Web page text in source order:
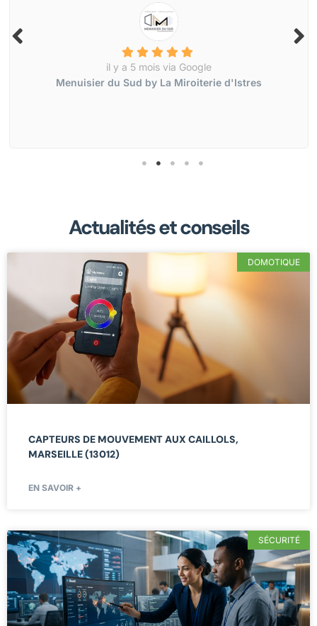
il y a 5 mois via Google
Menuisier du Sud by La Miroiterie d'Istres
Actualités et conseils
DOMOTIQUE
CAPTEURS DE MOUVEMENT AUX CAILLOLS,
MARSEILLE (13012)
EN SAVOIR +
SÉCURITÉ